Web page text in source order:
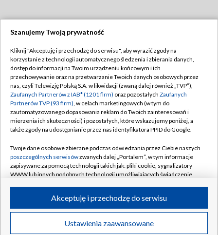
TVP
Abonament TVP
Emisja w TVP
Centrum informacji TVP
Naziemna Telewizja Cyfrowa
Rada Programowa
System NOS
Informacje o nadawcy
Program dla prasy
Regulamin TVP
Polityka prywatności
Moje zgody
Pomoc
Kontakt
Kanały
©2026 Telewizja Polska S.A. w likwidacji
Szanujemy Twoją prywatność
Kliknij "Akceptuję i przechodzę do serwisu", aby wyrazić zgody na
korzystanie z technologii automatycznego śledzenia i zbierania danych,
dostęp do informacji na Twoim urządzeniu końcowym i ich
przechowywanie oraz na przetwarzanie Twoich danych osobowych przez
nas, czyli Telewizję Polską S.A. w likwidacji (zwaną dalej również „TVP”),
Zaufanych Partnerów z IAB* (1201 firm) oraz pozostałych Zaufanych
Partnerów TVP (93 firm), w celach marketingowych (w tym do
zautomatyzowanego dopasowania reklam do Twoich zainteresowań i
mierzenia ich skuteczności) i pozostałych, które wskazujemy poniżej, a
także zgody na udostępnianie przez nas identyfikatora PPID do Google.
Twoje dane osobowe zbierane podczas odwiedzania przez Ciebie naszych
poszczególnych serwisówzwanych dalej „Portalem”, w tym informacje
zapisywane za pomocą technologii takich jak: pliki cookie, sygnalizatory
WWW lub innych podobnych technologii umożliwiających świadczenie
ruchu w Internecie.
Twoje dane osobowe zbierane podczas odwiedzania przez Ciebie
poszczególnych serwisówna Portalu, takie jak adresy IP, identyfikatory
Ustawienia zaawansowane
Akceptuję i przechodzę do serwisu